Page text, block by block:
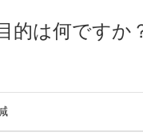
的は何ですか